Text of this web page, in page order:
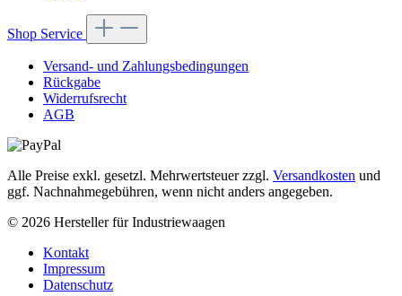
Shop Service
Versand- und Zahlungsbedingungen
Rückgabe
Widerrufsrecht
AGB
Alle Preise exkl. gesetzl. Mehrwertsteuer zzgl. Versandkosten und
ggf. Nachnahmegebühren, wenn nicht anders angegeben.
© 2026 Hersteller für Industriewaagen
Kontakt
Impressum
Datenschutz